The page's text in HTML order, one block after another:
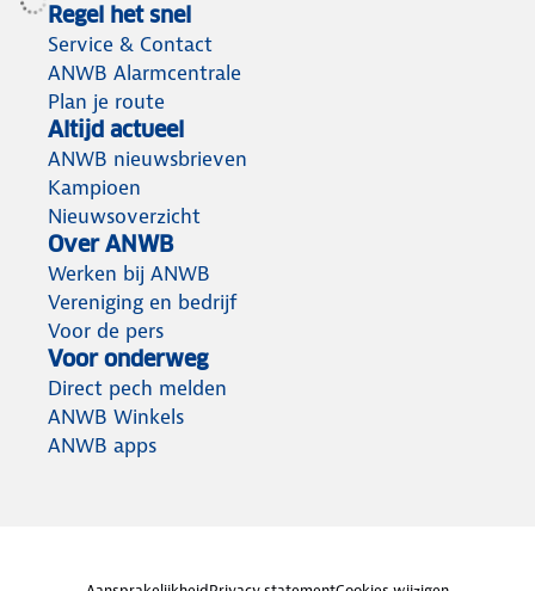
Regel het snel
Service & Contact
ANWB Alarmcentrale
Plan je route
Altijd actueel
ANWB nieuwsbrieven
Kampioen
Nieuwsoverzicht
Over ANWB
Werken bij ANWB
Vereniging en bedrijf
Voor de pers
Voor onderweg
Direct pech melden
ANWB Winkels
ANWB apps